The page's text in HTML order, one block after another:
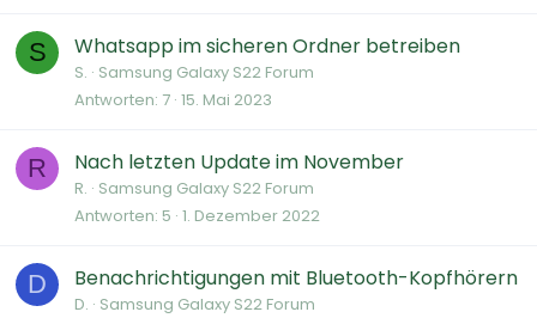
S Whatsapp im sicheren Ordner betreiben
S. Samsung Galaxy S22 Forum
Antworten 7 15. Mai 2023
R Nach letzten Update im November
R. Samsung Galaxy S22 Forum
Antworten 5 1. Dezember 2022
D Benachrichtigungen mit Bluetooth-Kopfhörern
D. Samsung Galaxy S22 Forum